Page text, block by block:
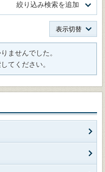
絞り込み検索を追加
表示切替
ませんでした。
てください。